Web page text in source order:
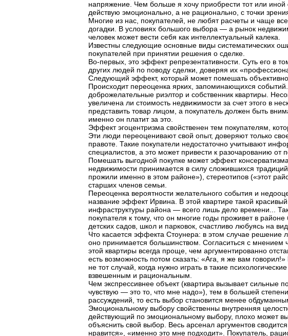
напряжение. Чем больше я хочу приобрести тот или
действую эмоционально, а не рационально, с точки
Многие из нас, покупателей, не любят расчеты и чаще
догадки. В условиях большого выбора — а рынок
человек может вести себя как интеллектуальный калека.
Известны следующие основные виды систематических
покупателей при принятии решения о сделке.
Во-первых, это эффект репрезентативности. Суть его в
других людей по поводу сделки, доверяя их
Следующий эффект, который может помешать
Происходит переоценка ярких, запоминающихся
доброжелательные риэлтор и собственник квартиры.
увеличена ли стоимость недвижимости за счет этого в
представить товар лицом, а покупатель должен быть
именно он платит за это.
Эффект эгоцентризма свойственен тем покупателям,
Эти люди переоценивают свой опыт, доверяют только
правоте. Такие покупатели недостаточно учитывают
специалистов, а это может привести к разочарованию от
Помешать выгодной покупке может эффект
недвижимости принимается в силу сложившихся
прожили именно в этом районе»), стереотипов («этот
старших членов семьи.
Переоценка вероятности желательного события и
название эффект Ирвина. В этой квартире такой
инфраструктуры района — всего лишь дело времени...
покупателя к тому, что он многие годы проживет в районе
детских садов, школ и парковок, счастливо любуясь на вид
Что касается эффекта Стоунера: в этом случае решение
оно принимается большинством. Согласиться с мнением
этой квартиры всегда проще, чем аргументированно
есть возможность потом сказать: «Ага, я же вам
не тот случай, когда нужно играть в такие
взвешенным и рациональным.
Чем экспрессивнее объект (квартира вызывает сильные
чувствую — это то, что мне надо»), тем в большей
рассуждений, то есть выбор становится менее
Эмоциональному выбору свойственны внутренняя
действующий по эмоциональному выбору, плохо может
объяснить свой выбор. Весь арсенал аргументов
нравится», «именно это мне подходит». Покупатель,